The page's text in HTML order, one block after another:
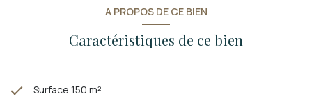
A PROPOS DE CE BIEN
Caractéristiques de ce bien
Surface 150 m²